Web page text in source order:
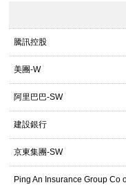
騰訊控股
美團-W
阿里巴巴-SW
建設銀行
京東集團-SW
Ping An Insurance Group Co